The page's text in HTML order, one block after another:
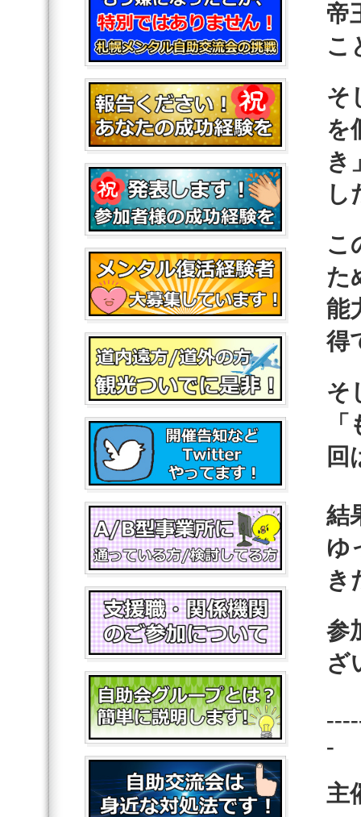
帝
こ
そ
を
き
し
こ
た
能
得
そ
回
結
ゆ
き
参
ざ
-
主